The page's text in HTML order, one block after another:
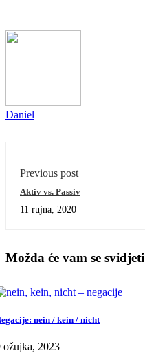
Daniel
Previous post
Aktiv vs. Passiv
11 rujna, 2020
Možda će vam se svidjeti
nein / kein / nicht
ožujka, 2023